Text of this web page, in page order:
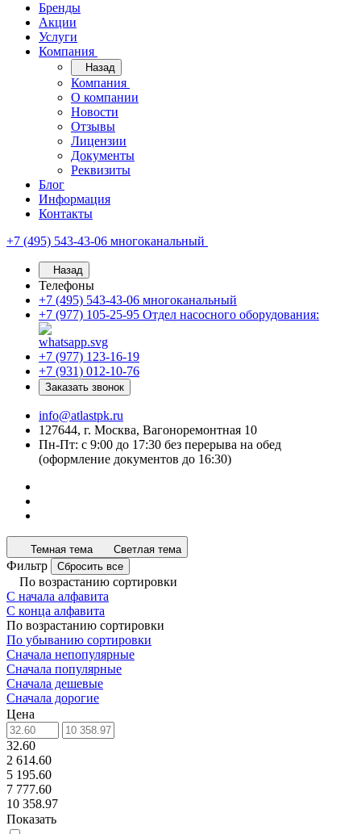
Бренды
Акции
Услуги
Компания
Назад
Компания
О компании
Новости
Отзывы
Лицензии
Документы
Реквизиты
Блог
Информация
Контакты
+7 (495) 543-43-06 многоканальный
Назад
Телефоны
+7 (495) 543-43-06 многоканальный
+7 (977) 105-25-95 Отдел насосного оборудования:
+7 (977) 123-16-19
+7 (931) 012-10-76
Заказать звонок
info@atlastpk.ru
127644, г. Москва, Вагоноремонтная 10
Пн-Пт: с 9:00 до 17:30 без перерыва на обед
(оформление документов до 16:30)
Темная тема Светлая тема
Фильтр Сбросить все
По возрастанию сортировки
С начала алфавита
С конца алфавита
По возрастанию сортировки
По убыванию сортировки
Сначала непопулярные
Сначала популярные
Сначала дешевые
Сначала дорогие
Цена
32.60
2 614.60
5 195.60
7 777.60
10 358.97
Показать